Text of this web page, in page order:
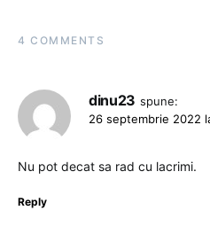
4 COMMENTS
dinu23 spune:
26 septembrie 2022
Nu pot decat sa rad cu lacrimi.
Reply